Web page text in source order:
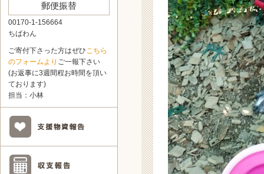
郵便振替
00170-1-156664
ちばわん
ご寄付下さった方はぜひこちら
のフォームより ご一報下さい
(お返事に3週間程お時間を頂い
ております)
担当：小林